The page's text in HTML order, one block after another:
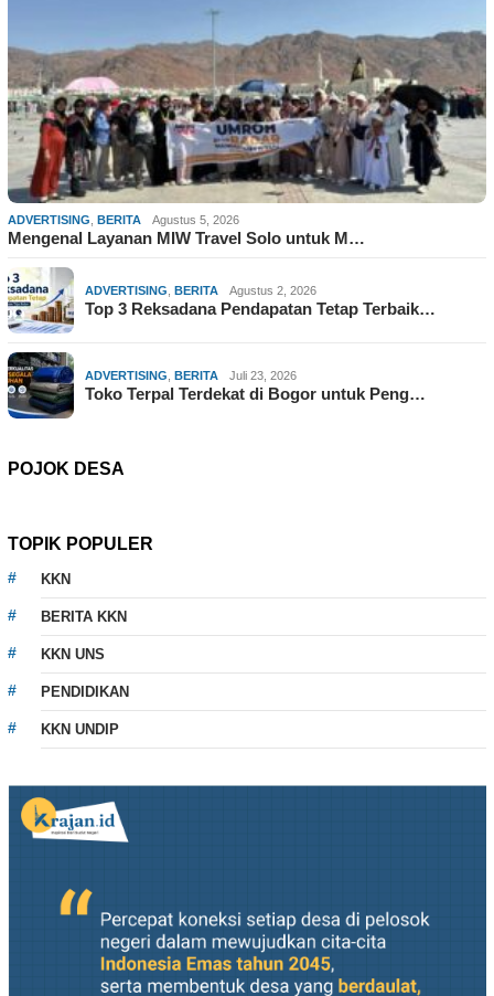
ADVERTISING BERITA Agustus 5, 2026
Mengenal Layanan MIW Travel Solo untuk M…
ADVERTISING BERITA Agustus 2, 2026
Top 3 Reksadana Pendapatan Tetap Terbaik…
ADVERTISING BERITA Juli 23, 2026
Toko Terpal Terdekat di Bogor untuk Peng…
POJOK DESA
TOPIK POPULER
KKN
BERITA KKN
KKN UNS
PENDIDIKAN
KKN UNDIP